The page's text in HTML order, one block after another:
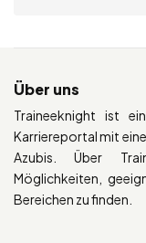
Über uns
Traineeknight ist
Karriereportal mit
Azubis. Über
Möglichkeiten,
Bereichen zu finden.